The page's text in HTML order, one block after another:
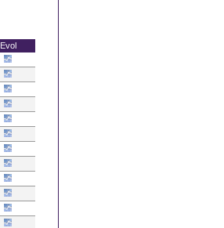
Evol